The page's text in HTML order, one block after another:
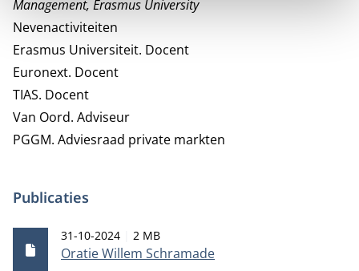
Management, Erasmus University
Nevenactiviteiten
Erasmus Universiteit. Docent
Euronext. Docent
TIAS. Docent
Van Oord. Adviseur
PGGM. Adviesraad private markten
Publicaties
Oratie Willem Schramade
Publicatiedatum
31-10-2024 Bestandsgrootte
2 MB